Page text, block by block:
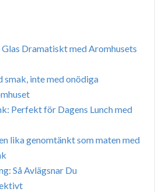
Dramatiskt med Aromhusets
smak, inte med onödiga
Perfekt för Dagens Lunch med
lika genomtänkt som maten med
Så Avlägsnar Du